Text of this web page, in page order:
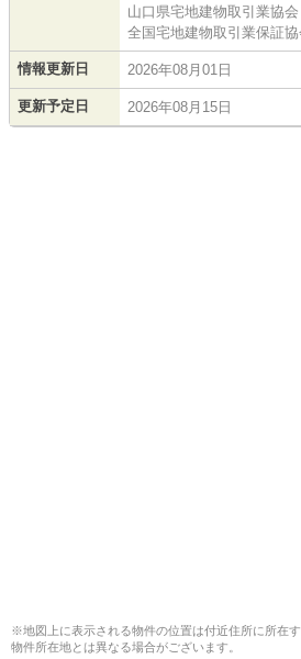
山口県宅地建物取引業協会
全国宅地建物取引業保証協
情報更新日 2026年08月01日
更新予定日 2026年08月15日
※地図上に表示される物件の位置は付近住所に所在
物件所在地とは異なる場合がございます。